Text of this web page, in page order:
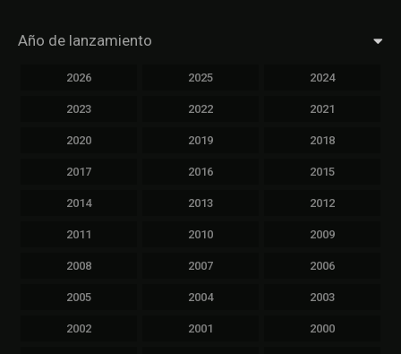
Año de lanzamiento
2026 2025 2024
2023 2022 2021
2020 2019 2018
2017 2016 2015
2014 2013 2012
2011 2010 2009
2008 2007 2006
2005 2004 2003
2002 2001 2000